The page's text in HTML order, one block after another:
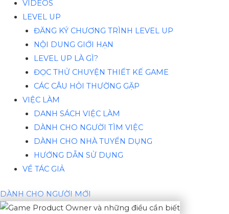
VIDEOS
LEVEL UP
ĐĂNG KÝ CHƯƠNG TRÌNH LEVEL UP
NỘI DUNG GIỚI HẠN
LEVEL UP LÀ GÌ?
ĐỌC THỬ CHUYỆN THIẾT KẾ GAME
CÁC CÂU HỎI THƯỜNG GẶP
VIỆC LÀM
DANH SÁCH VIỆC LÀM
DÀNH CHO NGƯỜI TÌM VIỆC
DÀNH CHO NHÀ TUYỂN DỤNG
HƯỚNG DẪN SỬ DỤNG
VỀ TÁC GIẢ
DÀNH CHO NGƯỜI MỚI